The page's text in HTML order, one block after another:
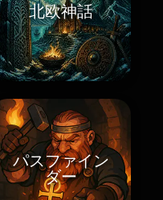
北欧神話
パスファイン
ダー